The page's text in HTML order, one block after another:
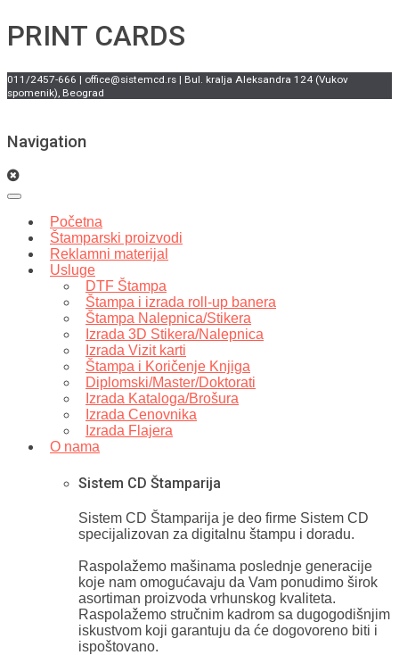
PRINT CARDS
011/2457-666 | office@sistemcd.rs | Bul. kralja Aleksandra 124 (Vukov
spomenik), Beograd
Navigation
Početna
Štamparski proizvodi
Reklamni materijal
Usluge
DTF Štampa
Štampa i izrada roll-up banera
Štampa Nalepnica/Stikera
Izrada 3D Stikera/Nalepnica
Izrada Vizit karti
Štampa i Koričenje Knjiga
Diplomski/Master/Doktorati
Izrada Kataloga/Brošura
Izrada Cenovnika
Izrada Flajera
O nama
Sistem CD Štamparija
Sistem CD Štamparija je deo firme Sistem CD
specijalizovan za digitalnu štampu i doradu.
Raspolažemo mašinama poslednje generacije
koje nam omogućavaju da Vam ponudimo širok
asortiman proizvoda vrhunskog kvaliteta.
Raspolažemo stručnim kadrom sa dugogodišnjim
iskustvom koji garantuju da će dogovoreno biti i
ispoštovano.